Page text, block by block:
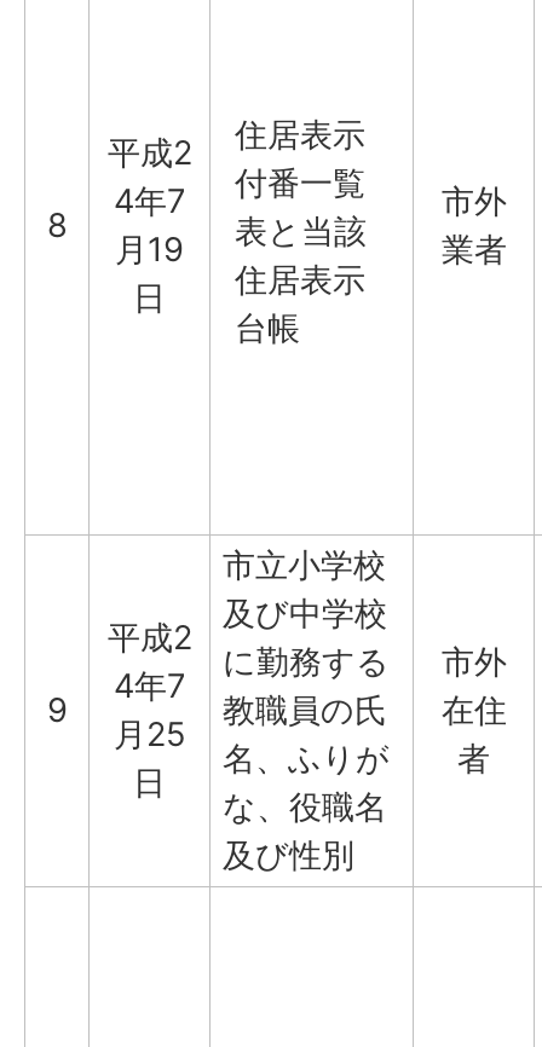
8
平成2
4年7
月19
日
住居表示
付番一覧
表と当該
住居表示
台帳
市外
業者
9
平成2
4年7
月25
日
市立小学校
及び中学校
に勤務する
教職員の氏
名、ふりが
な、役職名
及び性別
市外
在住
者